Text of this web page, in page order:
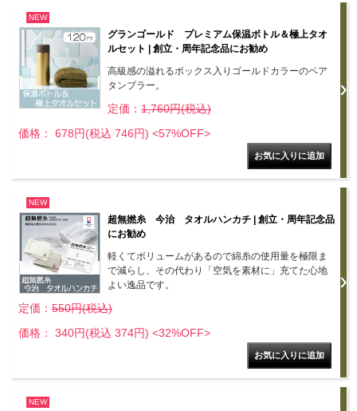
NEW
グランゴールド プレミアム保温ボトル＆極上タオ
ルセット | 創立・周年記念品にお勧め
高級感の溢れるボックス入りゴールドカラーのペア
タンブラー。
定価： 1,760円(税込)
価格： 678円(税込 746円) <57%OFF>
NEW
超無撚糸 今治 タオルハンカチ | 創立・周年記念品
にお勧め
軽くてボリュームがあるので綿糸の使用量を極限ま
で減らし、その代わり「空気を素材に」充てた心地
よい逸品です。
定価： 550円(税込)
価格： 340円(税込 374円) <32%OFF>
NEW